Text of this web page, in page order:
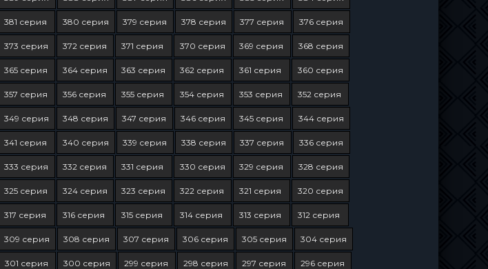
381 серия 380 серия 379 серия 378 серия 377 серия 376 серия
373 серия 372 серия 371 серия 370 серия 369 серия 368 серия
365 серия 364 серия 363 серия 362 серия 361 серия 360 серия
357 серия 356 серия 355 серия 354 серия 353 серия 352 серия
349 серия 348 серия 347 серия 346 серия 345 серия 344 серия
341 серия 340 серия 339 серия 338 серия 337 серия 336 серия
333 серия 332 серия 331 серия 330 серия 329 серия 328 серия
325 серия 324 серия 323 серия 322 серия 321 серия 320 серия
317 серия 316 серия 315 серия 314 серия 313 серия 312 серия
309 серия 308 серия 307 серия 306 серия 305 серия 304 серия
301 серия 300 серия 299 серия 298 серия 297 серия 296 серия